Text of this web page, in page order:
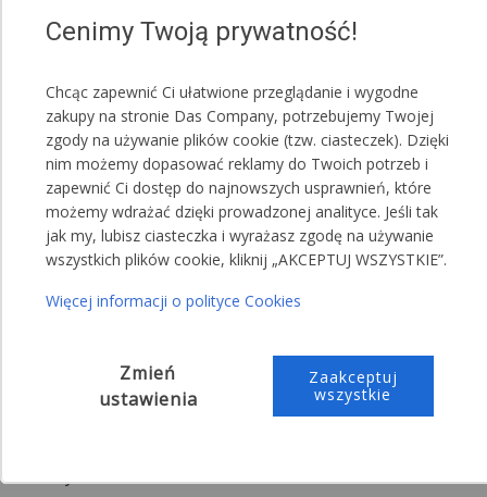
wszystkie ścianki namiotu.
Możliwość dokupienia zestawu podnoszącego ścianki
boczne
Zamknięte główne wejścia/wjazdy oraz podniesiona
jedna ścianka na środku namiotu.
Otwarte główne wejścia/wjazdy oraz podniesione
Dopasuj namiot do swoich potrzeb
Cenimy Twoją prywatność!
Chcąc zapewnić Ci ułatwione przeglądanie i wygodne
zakupy na stronie Das Company, potrzebujemy Twojej
zgody na używanie plików cookie (tzw. ciasteczek). Dzięki
nim możemy dopasować reklamy do Twoich potrzeb i
zapewnić Ci dostęp do najnowszych usprawnień, które
możemy wdrażać dzięki prowadzonej analityce. Jeśli tak
jak my, lubisz ciasteczka i wyrażasz zgodę na używanie
wszystkich plików cookie, kliknij „AKCEPTUJ WSZYSTKIE”.
Więcej informacji o polityce Cookies
Zmień
ustawienia
Zaakceptuj
wszystkie